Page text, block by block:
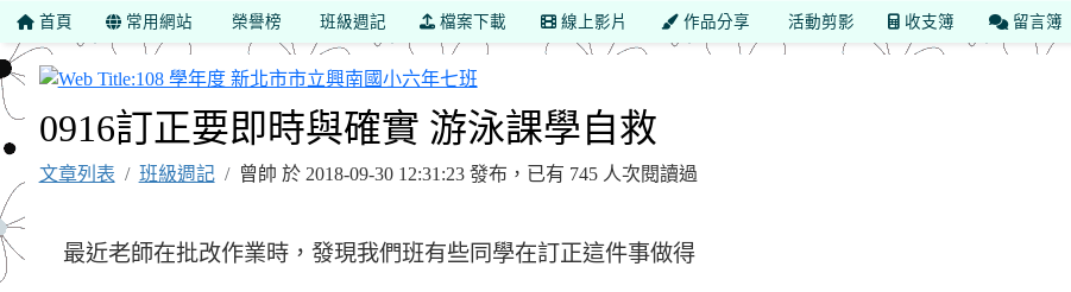
首頁 常用網站 榮譽榜 班級週記 檔案下載 線上影片 作品分享 活動剪影 收支簿 留言簿
108 學年度 新北市市立興南國小六年七班
0916訂正要即時與確實 游泳課學自救
文章列表 班級週記 曾帥 於 2018-09-30 12:31:23 發布，已有 745 人次閱讀過
最近老師在批改作業時，發現我們班有些同學在訂正這件事做得